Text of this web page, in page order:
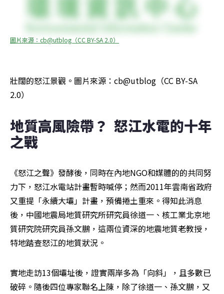
圖片來源：cb@utblog（CC BY-SA 2.0）
壯闊的怒江景觀。圖片來源：cb@utblog（CC BY-SA
2.0）
地質高風險帶？  怒江水電的十年
之戰
《怒江之聲》發酵後，同時在內地NGO和媒體的的共同努
力下，怒江水電站計畫暫時喊停；然而2011年雲南省政府
又重提「永續大壩」計畫，預備捲土重來。得知此消息
後，中國地震局地質研究所研究員徐道一、核工業北京地
質研究院研究員孫文鵬，這兩位資深的地震地質老教授，
特地踏查怒江的地質狀況。
實地走訪13個壩址後，證實兩岸多為「向斜」，且多數已
破碎。隨後四位專家聯名上陳，除了徐道一、孫文鵬，又